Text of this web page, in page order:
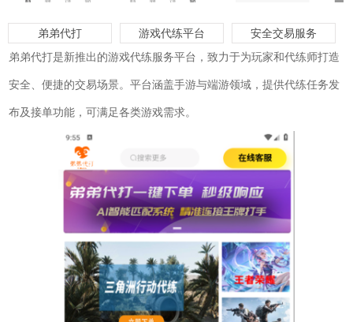
弟弟代打 游戏代练平台
安全交易服务
弟弟代打是新推出的游戏代练服务平台，致力于为玩家和代练师打造
安全、便捷的交易场景。平台涵盖手游与端游领域，提供代练任务发
布及接单功能，可满足各类游戏需求。